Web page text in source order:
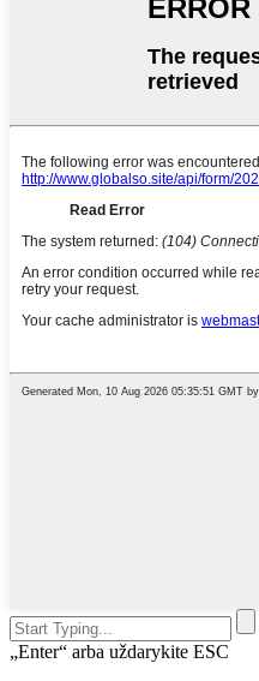
„Enter“ arba uždarykite ESC